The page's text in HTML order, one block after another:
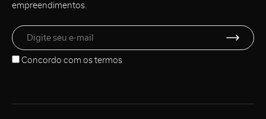
empreendimentos.
Concordo com ostermos